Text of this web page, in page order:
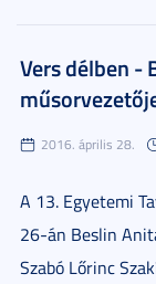
Vers délben -
2016. április 28.
A 13. Egyetemi
26-án Beslin
Szabó Lőrinc